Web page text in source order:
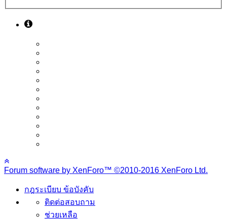
Forum software by XenForo™ ©2010-2016 XenForo Ltd.
กฎระเบียบ ข้อบังคับ
ติดต่อสอบถาม
ช่วยเหลือ